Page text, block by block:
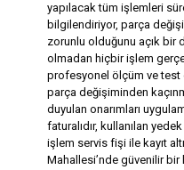
yapılacak tüm işlemleri
bilgilendiriyor, parça
zorunlu olduğunu açık bir
olmadan hiçbir işlem
profesyonel ölçüm ve test
parça değişiminden
duyulan onarımları
faturalıdır, kullanılan
işlem servis fişi ile kayıt
Mahallesi’nde güvenilir bir